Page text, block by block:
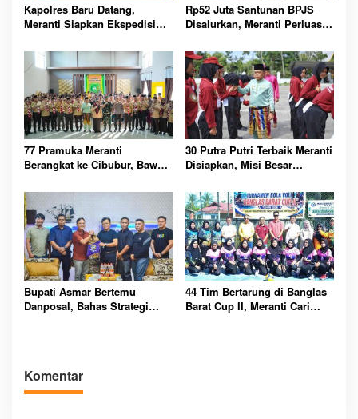
Kapolres Baru Datang,
Meranti Siapkan Ekspedisi
Rp52 Juta Santunan BPJS
Disalurkan, Meranti Perluas
77 Pramuka Meranti
Berangkat ke Cibubur, Bawa
30 Putra Putri Terbaik Meranti
Disiapkan, Misi Besar
Bupati Asmar Bertemu
Danposal, Bahas Strategi
44 Tim Bertarung di Banglas
Barat Cup II, Meranti Cari
Komentar